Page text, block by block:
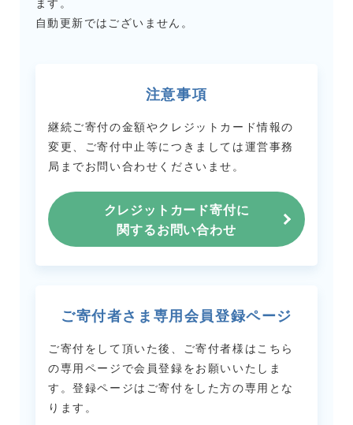
自動更新ではございません。
注意事項
継続ご寄付の金額やクレジットカード情報の
変更、ご寄付中止等につきましては運営事務
局までお問い合わせくださいませ。
クレジットカード寄付に
関するお問い合わせ
ご寄付者さま専用会員登録ページ
ご寄付をして頂いた後、ご寄付者様はこちら
の専用ページで会員登録をお願いいたしま
す。登録ページはご寄付をした方の専用とな
ります。